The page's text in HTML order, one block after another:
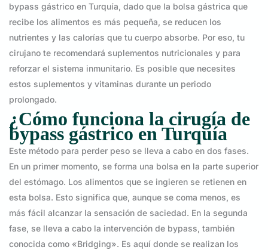
bypass gástrico en Turquía, dado que la bolsa gástrica que
recibe los alimentos es más pequeña, se reducen los
nutrientes y las calorías que tu cuerpo absorbe. Por eso, tu
cirujano te recomendará suplementos nutricionales y para
reforzar el sistema inmunitario. Es posible que necesites
estos suplementos y vitaminas durante un periodo
prolongado.
¿Cómo funciona la cirugía de
bypass gástrico en Turquía
Este método para perder peso se lleva a cabo en dos fases.
En un primer momento, se forma una bolsa en la parte superior
del estómago. Los alimentos que se ingieren se retienen en
esta bolsa. Esto significa que, aunque se coma menos, es
más fácil alcanzar la sensación de saciedad. En la segunda
fase, se lleva a cabo la intervención de bypass, también
conocida como «Bridging». Es aquí donde se realizan los